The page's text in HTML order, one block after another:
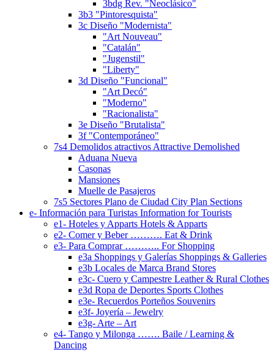
3bdg Rev. "Neoclásico"
3b3 "Pintoresquista"
3c Diseño "Modernista"
"Art Nouveau"
"Catalán"
"Jugenstil"
"Liberty"
3d Diseño "Funcional"
"Art Decó"
"Moderno"
"Racionalista"
3e Diseño "Brutalista"
3f "Contemporáneo"
7s4 Demolidos atractivos Attractive Demolished
Aduana Nueva
Casonas
Mansiones
Muelle de Pasajeros
7s5 Sectores Plano de Ciudad City Plan Sections
e- Información para Turistas Information for Tourists
e1- Hoteles y Apparts Hotels & Apparts
e2- Comer y Beber ………. Eat & Drink
e3- Para Comprar ……….. For Shopping
e3a Shoppings y Galerías Shoppings & Galleries
e3b Locales de Marca Brand Stores
e3c- Cuero y Campestre Leather & Rural Clothes
e3d Ropa de Deportes Sports Clothes
e3e- Recuerdos Porteños Souvenirs
e3f- Joyería – Jewelry
e3g- Arte – Art
e4- Tango y Milonga ……. Baile / Learning &
Dancing